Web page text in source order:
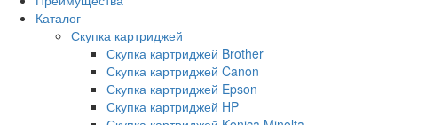
Каталог
Скупка картриджей
Скупка картриджей Brother
Скупка картриджей Canon
Скупка картриджей Epson
Скупка картриджей HP